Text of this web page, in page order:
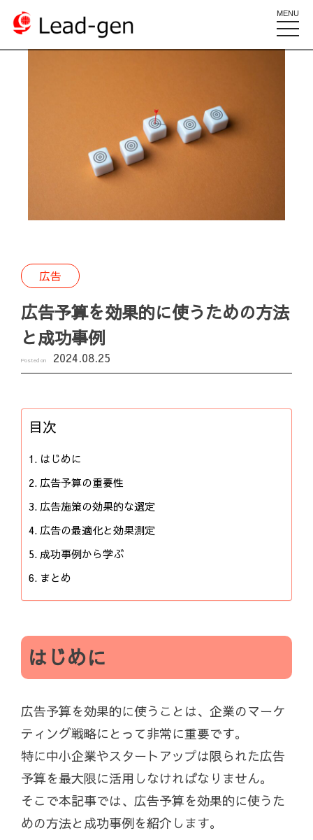
MENU
toggle
広告
広告予算を効果的に使うための方法
と成功事例
Posted on 2024.08.25
目次
はじめに
広告予算の重要性
広告施策の効果的な選定
広告の最適化と効果測定
成功事例から学ぶ
まとめ
はじめに
広告予算を効果的に使うことは、企業のマーケ
ティング戦略にとって非常に重要です。
特に中小企業やスタートアップは限られた広告
予算を最大限に活用しなければなりません。
そこで本記事では、広告予算を効果的に使うた
めの方法と成功事例を紹介します。